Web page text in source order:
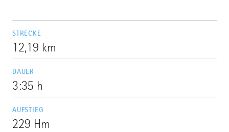
STRECKE
12,19 km
DAUER
3:35 h
AUFSTIEG
229 Hm